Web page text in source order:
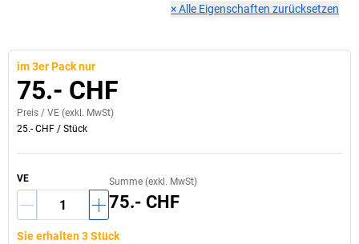
×Alle Eigenschaften zurücksetzen
im 3er Pack nur
75.- CHF
Preis / VE (exkl. MwSt)
25.- CHF / Stück
VE Summe (exkl. MwSt)
75.- CHF
Sie erhalten 3 Stück